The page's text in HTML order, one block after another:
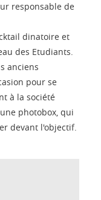
responsable de
dinatoire et
des Etudiants.
anciens
pour se
à la société
photobox, qui
devant l'objectif.